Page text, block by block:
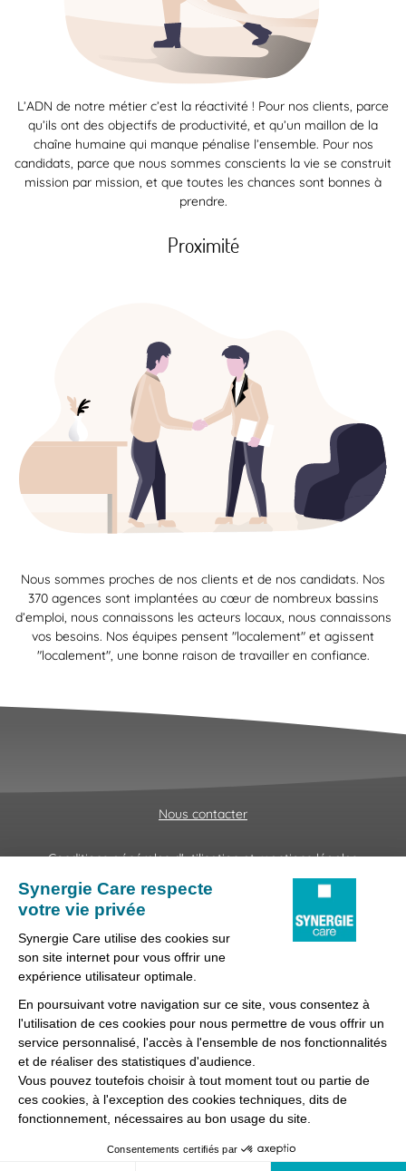
L’ADN de notre métier c’est la réactivité ! Pour nos clients, parce
qu’ils ont des objectifs de productivité, et qu’un maillon de la
chaîne humaine qui manque pénalise l’ensemble. Pour nos
candidats, parce que nous sommes conscients la vie se construit
mission par mission, et que toutes les chances sont bonnes à
prendre.
Proximité
Nous sommes proches de nos clients et de nos candidats. Nos
370 agences sont implantées au cœur de nombreux bassins
d’emploi, nous connaissons les acteurs locaux, nous connaissons
vos besoins. Nos équipes pensent "localement" et agissent
"localement", une bonne raison de travailler en confiance.
Nous contacter
Conditions générales d'utilisation et mentions légales
Fraudes & Hameçonnages
Lanceur d'alertes
Préférences des cookies
Synergie Care, réseau d'agences d'emploi spécialisées dans
la délégation de personnel médical et paramédical, filiale du
groupe Synergie.